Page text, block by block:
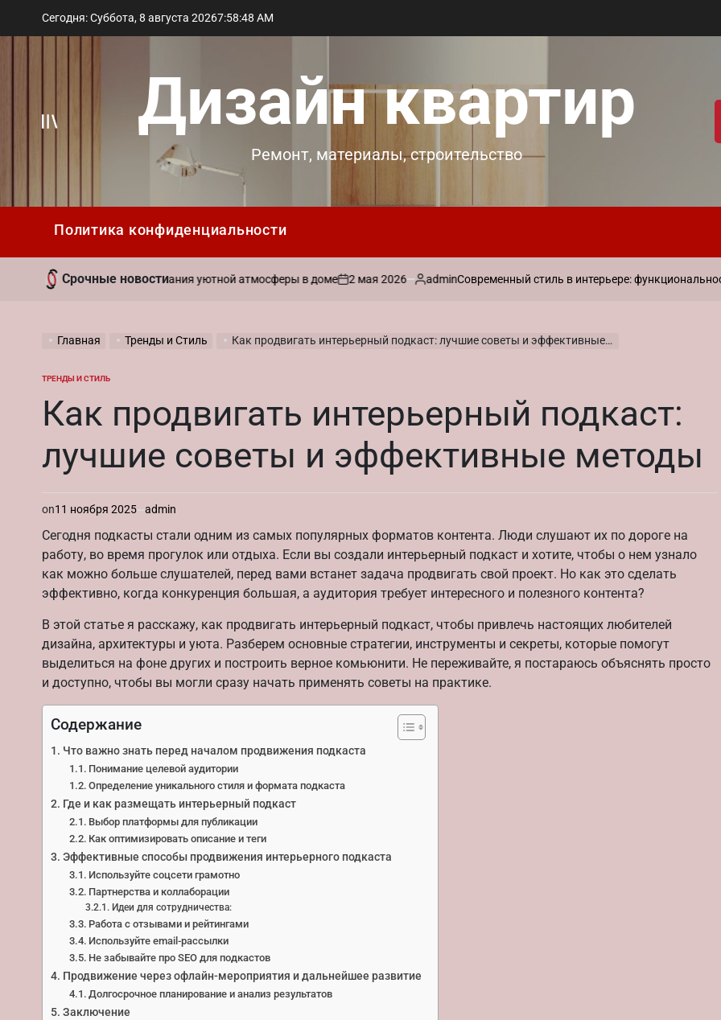
Сегодня: Суббота, 8 августа 20267:58:49 AM
Вне
Дизайн квартир
Ремонт, материалы, строительство
Политика конфиденциальности
Срочные новости
ароматы для создания уютной атмосферы в доме
on
2 мая 2026
Запись
adminСовременный стиль в интерьере: функциональность и
Главная Тренды и Стиль Как продвигать интерьерный подкаст: лучшие советы и эффективные методы
ОПУБЛИКОВАНО
ТРЕНДЫ И СТИЛЬ
Как продвигать интерьерный подкаст:
лучшие советы и эффективные методы
on11 ноября 2025 admin
Сегодня подкасты стали одним из самых популярных форматов контента. Люди слушают их по дороге на
работу, во время прогулок или отдыха. Если вы создали интерьерный подкаст и хотите, чтобы о нем узнало
как можно больше слушателей, перед вами встанет задача продвигать свой проект. Но как это сделать
эффективно, когда конкуренция большая, а аудитория требует интересного и полезного контента?
В этой статье я расскажу, как продвигать интерьерный подкаст, чтобы привлечь настоящих любителей
дизайна, архитектуры и уюта. Разберем основные стратегии, инструменты и секреты, которые помогут
выделиться на фоне других и построить верное комьюнити. Не переживайте, я постараюсь объяснять просто
и доступно, чтобы вы могли сразу начать применять советы на практике.
Содержание
Что важно знать перед началом продвижения подкаста
Понимание целевой аудитории
Определение уникального стиля и формата подкаста
Где и как размещать интерьерный подкаст
Выбор платформы для публикации
Как оптимизировать описание и теги
Эффективные способы продвижения интерьерного подкаста
Используйте соцсети грамотно
Партнерства и коллаборации
Идеи для сотрудничества:
Работа с отзывами и рейтингами
Используйте email-рассылки
Не забывайте про SEO для подкастов
Продвижение через офлайн-мероприятия и дальнейшее развитие
Долгосрочное планирование и анализ результатов
Заключение